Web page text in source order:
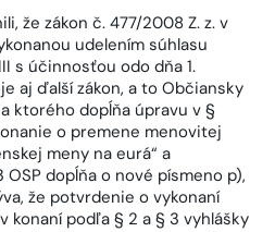
že zákon č. 477/2008 Z. z. v
udelením súhlasu
s účinnosťou odo dňa 1.
aj ďalší zákon, a to Občiansky
ktorého dopĺňa úpravu v §
o premene menovitej
meny na eurá“ a
dopĺňa o nové písmeno p),
že potvrdenie o vykonaní
konaní podľa § 2 a § 3 vyhlášky